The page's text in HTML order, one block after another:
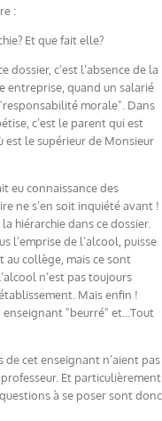
:
Et que fait elle?
dossier, c’est l’absence de la
entreprise, quand un salarié
morale". Dans
c’est le parent qui est
est le supérieur de Monsieur
eu connaissance des
ne s’en soit inquiété avant !
hiérarchie dans ce dossier.
l’emprise de l’alcool, puisse
au collège, mais ce sont
n’est pas toujours
Mais enfin !
enseignant "beurré" et…Tout
cet enseignant n’aient pas
Et particulièrement
à se poser sont donc